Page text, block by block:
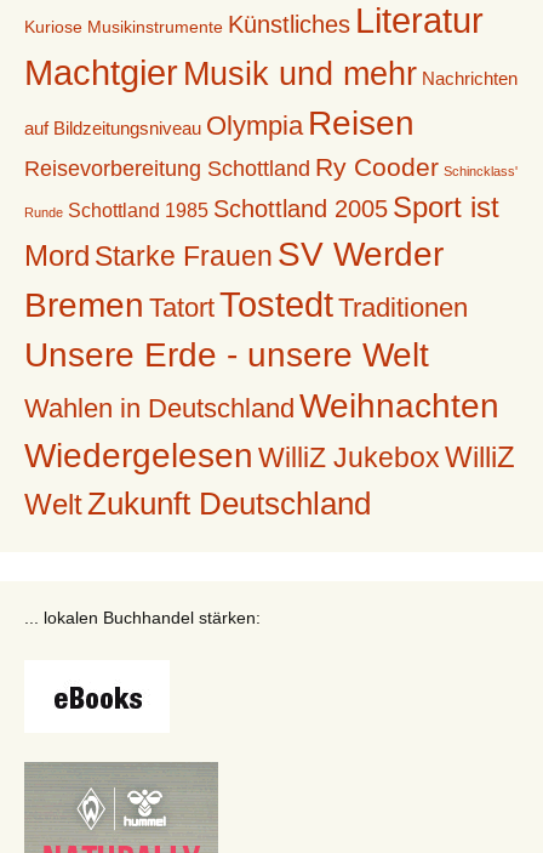
Kuriose Musikinstrumente Künstliches Literatur
MachtgierMusik und mehr Nachrichten
auf Bildzeitungsniveau Olympia Reisen
Reisevorbereitung Schottland Ry Cooder Schincklass'
Runde Schottland 1985 Schottland 2005 Sport ist
Mord Starke Frauen SV Werder
Bremen TatortTostedtTraditionen
Unsere Erde - unsere Welt
Wahlen in Deutschland Weihnachten
Wiedergelesen WilliZ Jukebox WilliZ
WeltZukunft Deutschland
... lokalen Buchhandel stärken: